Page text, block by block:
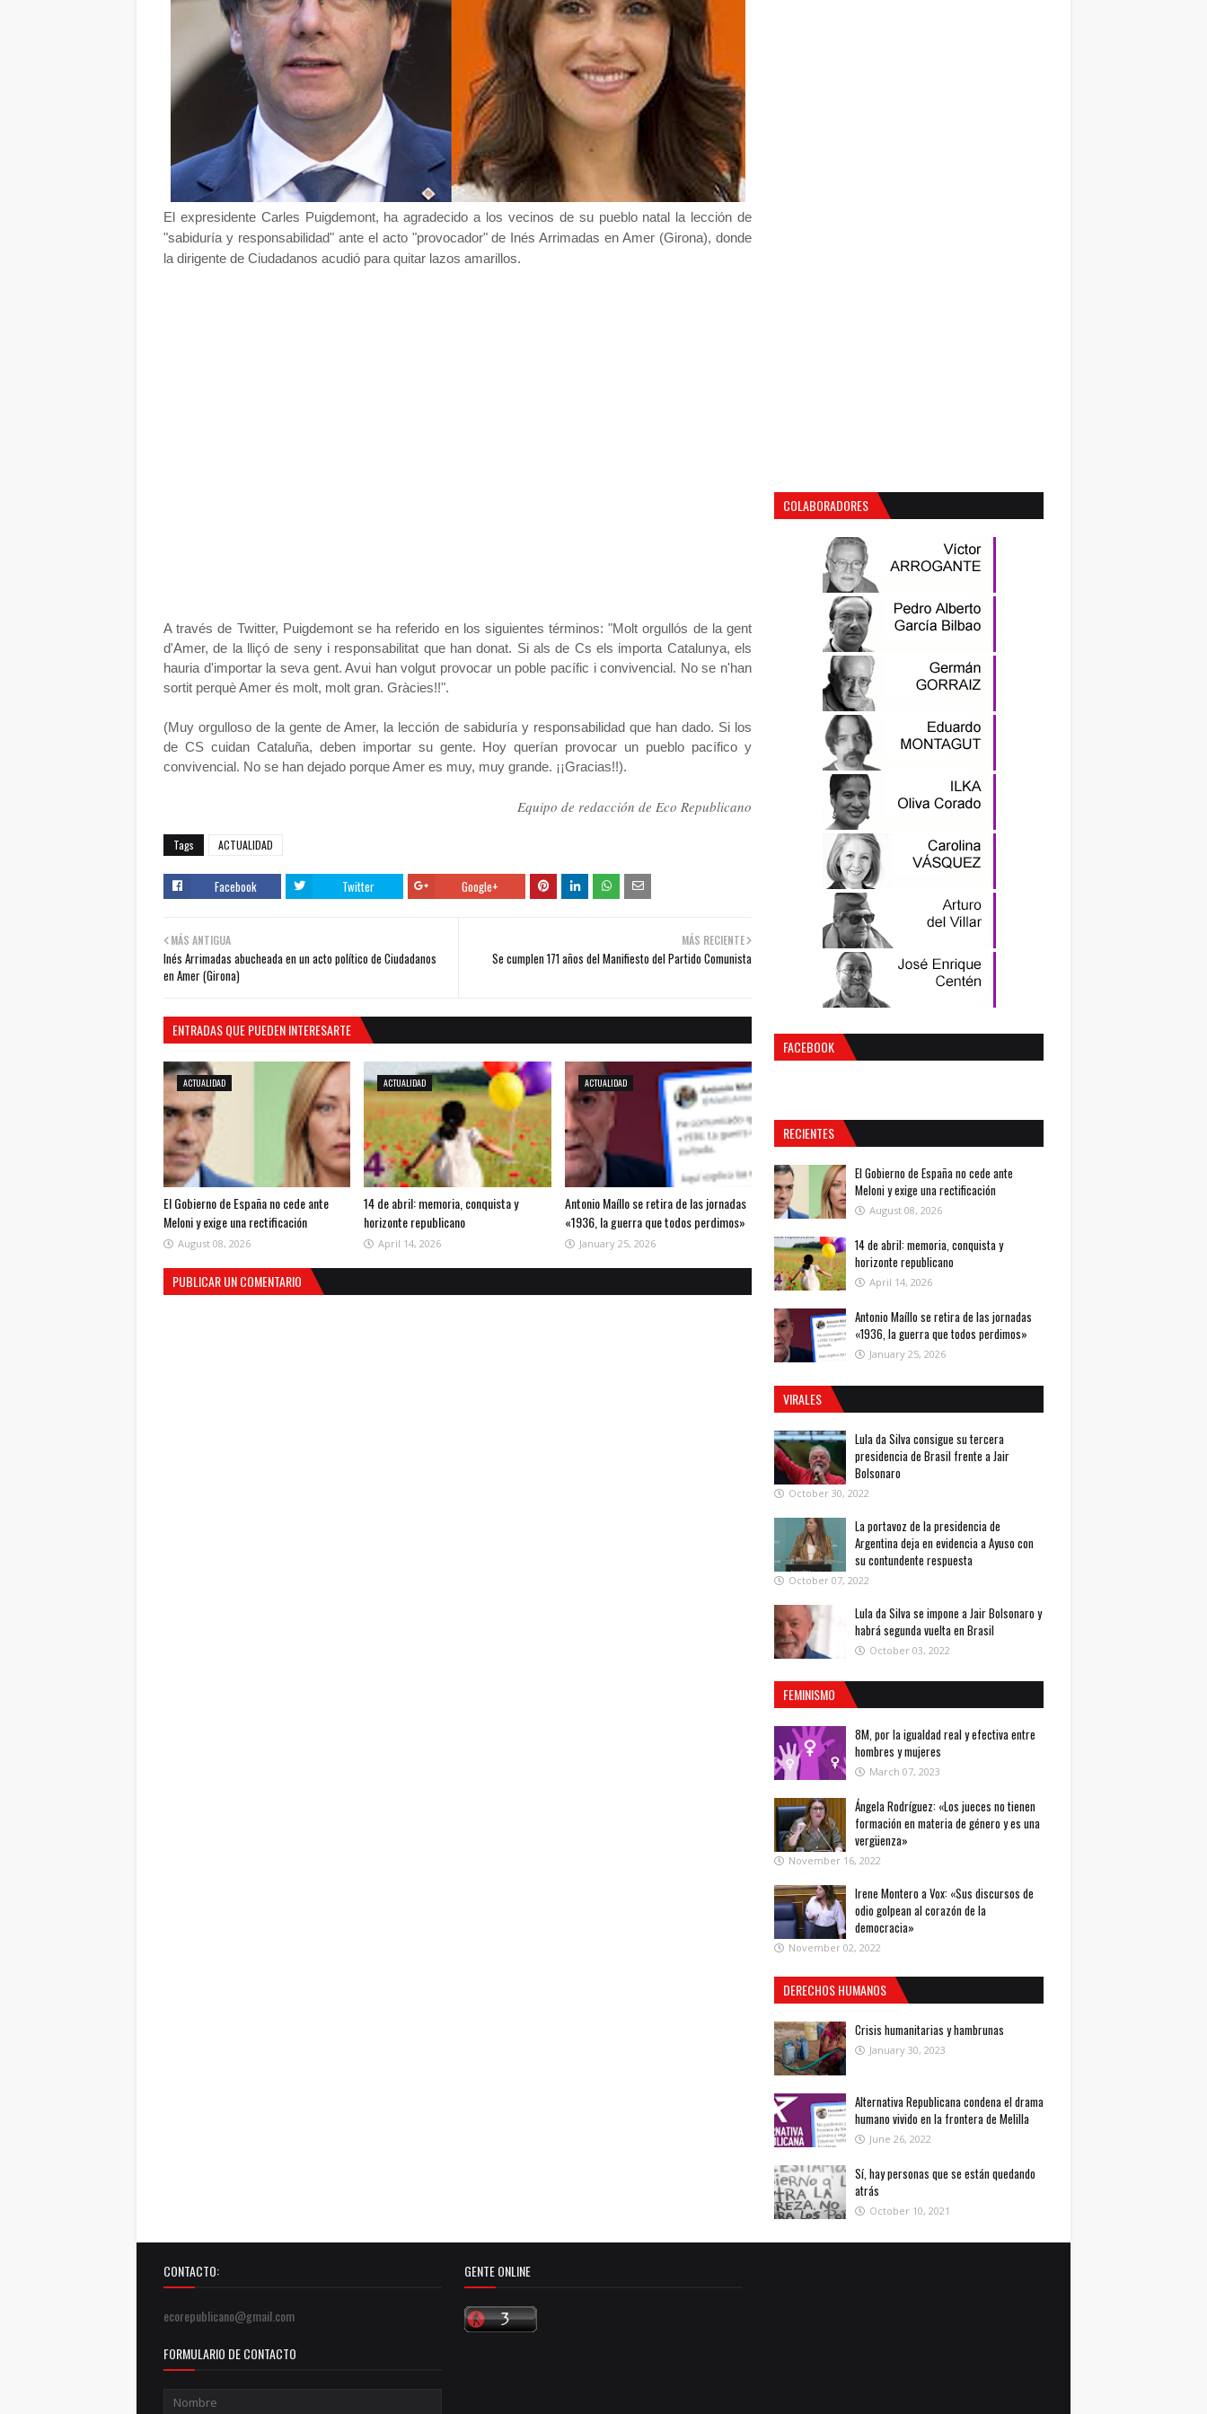
El expresidente Carles Puigdemont, ha agradecido a los vecinos de su pueblo natal la lección de
"sabiduría y responsabilidad" ante el acto "provocador" de Inés Arrimadas en Amer (Girona), donde
la dirigente de Ciudadanos acudió para quitar lazos amarillos.
A través de Twitter, Puigdemont se ha referido en los siguientes términos: "Molt orgullós de la gent
d'Amer, de la lliçó de seny i responsabilitat que han donat. Si als de Cs els importa Catalunya, els
hauria d'importar la seva gent. Avui han volgut provocar un poble pacífic i convivencial. No se n'han
sortit perquè Amer és molt, molt gran. Gràcies!!".
(Muy orgulloso de la gente de Amer, la lección de sabiduría y responsabilidad que han dado. Si los
de CS cuidan Cataluña, deben importar su gente. Hoy querían provocar un pueblo pacífico y
convivencial. No se han dejado porque Amer es muy, muy grande. ¡¡Gracias!!).
Equipo de redacción de Eco Republicano
Tags ACTUALIDAD
Facebook Twitter Google+
MÁS RECIENTE
Se cumplen 171 años del Manifiesto del Partido Comunista
MÁS ANTIGUA
Inés Arrimadas abucheada en un acto político de Ciudadanos
en Amer (Girona)
ENTRADAS QUE PUEDEN INTERESARTE
ACTUALIDAD
El Gobierno de España no cede ante
Meloni y exige una rectificación
August 08, 2026
ACTUALIDAD
14 de abril: memoria, conquista y
horizonte republicano
April 14, 2026
ACTUALIDAD
Antonio Maíllo se retira de las jornadas
«1936, la guerra que todos perdimos»
January 25, 2026
PUBLICAR UN COMENTARIO
COLABORADORES
FACEBOOK
RECIENTES
El Gobierno de España no cede ante
Meloni y exige una rectificación
August 08, 2026
14 de abril: memoria, conquista y
horizonte republicano
April 14, 2026
Antonio Maíllo se retira de las jornadas
«1936, la guerra que todos perdimos»
January 25, 2026
VIRALES
Lula da Silva consigue su tercera
presidencia de Brasil frente a Jair
Bolsonaro
October 30, 2022
La portavoz de la presidencia de
Argentina deja en evidencia a Ayuso con
su contundente respuesta
October 07, 2022
Lula da Silva se impone a Jair Bolsonaro y
habrá segunda vuelta en Brasil
October 03, 2022
FEMINISMO
8M, por la igualdad real y efectiva entre
hombres y mujeres
March 07, 2023
Ángela Rodríguez: «Los jueces no tienen
formación en materia de género y es una
vergüenza»
November 16, 2022
Irene Montero a Vox: «Sus discursos de
odio golpean al corazón de la
democracia»
November 02, 2022
DERECHOS HUMANOS
Crisis humanitarias y hambrunas
January 30, 2023
Alternativa Republicana condena el drama
humano vivido en la frontera de Melilla
June 26, 2022
Sí, hay personas que se están quedando
atrás
October 10, 2021
CONTACTO:
ecorepublicano@gmail.com
FORMULARIO DE CONTACTO
GENTE ONLINE